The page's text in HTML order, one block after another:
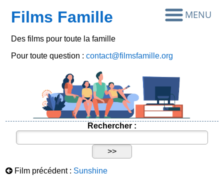
Films Famille
Des films pour toute la famille
Pour toute question :contact@filmsfamille.org
Rechercher :
Film précédent : Sunshine